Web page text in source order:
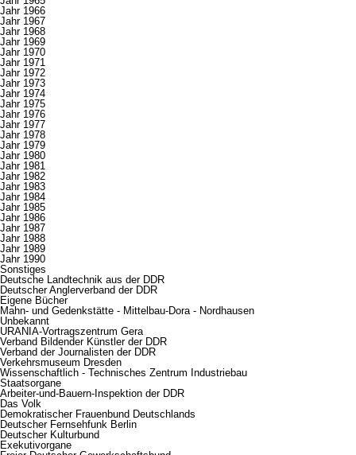
Jahr 1966
Jahr 1967
Jahr 1968
Jahr 1969
Jahr 1970
Jahr 1971
Jahr 1972
Jahr 1973
Jahr 1974
Jahr 1975
Jahr 1976
Jahr 1977
Jahr 1978
Jahr 1979
Jahr 1980
Jahr 1981
Jahr 1982
Jahr 1983
Jahr 1984
Jahr 1985
Jahr 1986
Jahr 1987
Jahr 1988
Jahr 1989
Jahr 1990
Sonstiges
Deutsche Landtechnik aus der DDR
Deutscher Anglerverband der DDR
Eigene Bücher
Mahn- und Gedenkstätte - Mittelbau-Dora - Nordhausen
Unbekannt
URANIA-Vortragszentrum Gera
Verband Bildender Künstler der DDR
Verband der Journalisten der DDR
Verkehrsmuseum Dresden
Wissenschaftlich - Technisches Zentrum Industriebau
Staatsorgane
Arbeiter-und-Bauern-Inspektion der DDR
Das Volk
Demokratischer Frauenbund Deutschlands
Deutscher Fernsehfunk Berlin
Deutscher Kulturbund
Exekutivorgane